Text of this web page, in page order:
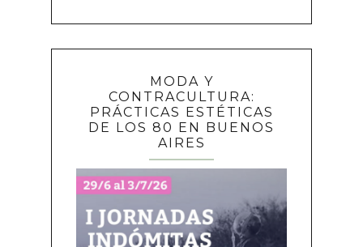
MODA Y
CONTRACULTURA:
PRÁCTICAS ESTÉTICAS
DE LOS 80 EN BUENOS
AIRES